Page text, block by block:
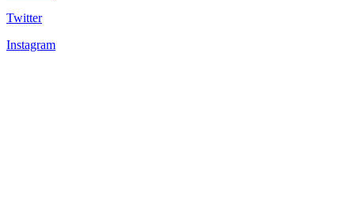
Twitter
Instagram